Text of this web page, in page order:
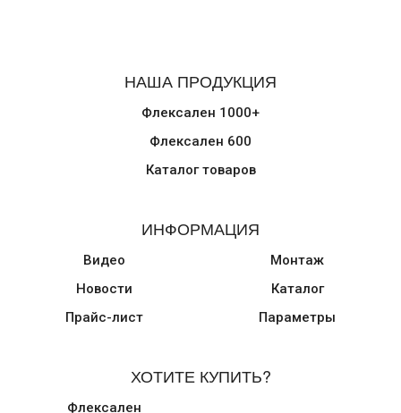
НАША ПРОДУКЦИЯ
Флексален 1000+
Флексален 600
Каталог товаров
ИНФОРМАЦИЯ
Видео
Новости
Прайс-лист
Монтаж
Каталог
Параметры
ХОТИТЕ КУПИТЬ?
Флексален